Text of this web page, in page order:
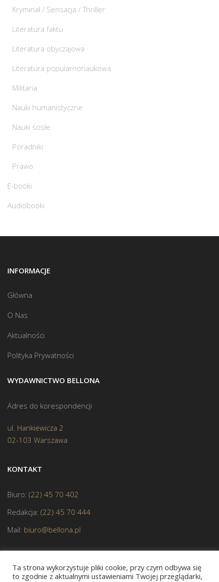
Kryminał / Sensacja / Thriller
Literatura faktu
Literatura obyczajowa
Literatura popularnonaukowa
Militaria
Nauki humanistyczne
Nauki ścisłe
Poradniki
Prawo
E-booki
Audiobooki
INFORMACJE
Główna
O Nas
Aktualności
Polityka Prywatności
WYDAWNICTWO BELLONA
Adres do korespondencji
ul. Hankiewicza 2
02-103 Warszawa
KONTAKT
Biuro: (22) 45 70 402
Redakcja: (22) 45 70 444
Mail: biuro@bellona.pl
Ta strona wykorzystuje pliki cookie, przy czym odbywa się
to zgodnie z aktualnymi ustawieniami Twojej przeglądarki,